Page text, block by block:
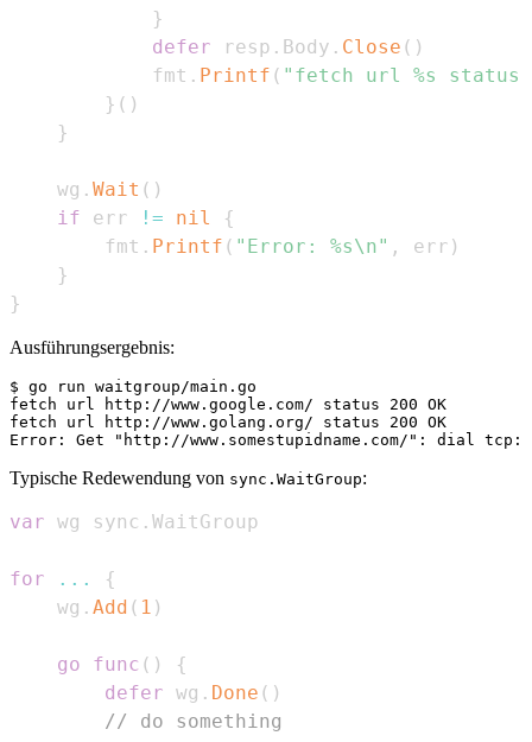
}
defer resp . Body . Close ( )
            fmt
. Printf ( "fetch url %s status
} ( )
}
    wg
. Wait ( )
if err != nil
{
        fmt
. Printf ( "Error: %s\n" , err )
}
}
Ausführungsergebnis:
$ go run waitgroup/main.go
fetch url http://www.google.com/ status 200 OK
fetch url http://www.golang.org/ status 200 OK
Typische Redewendung von sync.WaitGroup:
var wg sync .
for ...
{
    wg
. Add ( 1 )
go func ( )
{
defer wg . Done ( )
// do something